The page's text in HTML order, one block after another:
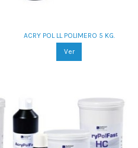
ACRY POL LL POLIMERO 5 KG.
Ver